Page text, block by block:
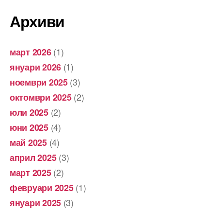
Архиви
март 2026(1)
януари 2026 (1)
ноември 2025(3)
октомври 2025(2)
юли 2025(2)
юни 2025(4)
май 2025(4)
април 2025(3)
март 2025(2)
февруари 2025(1)
януари 2025 (3)